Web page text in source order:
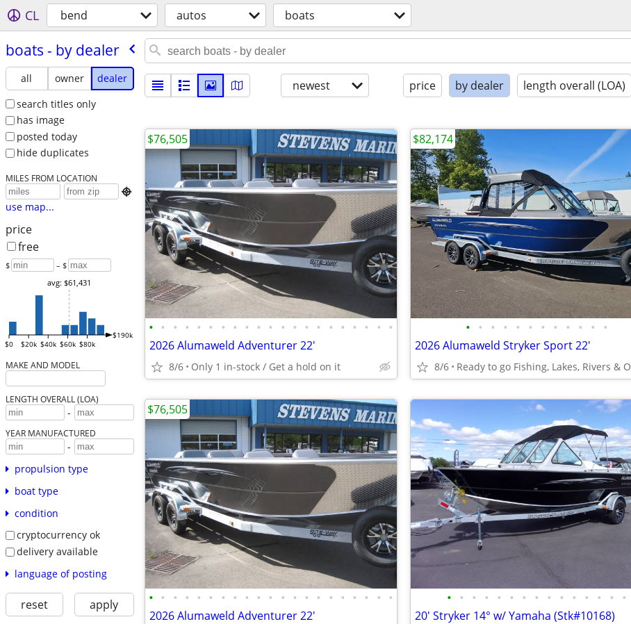
CL bend autos boats
boats - by dealer
all owner
dealer
search titles only
has image
posted today
hide duplicates
MILES FROM LOCATION

use map...
price
free
$ – $
$0 $20k $40k $60k $80k
$190k
avg: $61,431
MAKE AND MODEL
LENGTH OVERALL (LOA)
-
YEAR MANUFACTURED
-
propulsion type
boat type
condition
cryptocurrency ok
delivery available
language of posting
reset apply
newest price by dealer length overall (LOA)
• • • • • • • • • • • • • • • • • • • • •
2026 Alumaweld Adventurer 22'
8/6 Only 1 in-stock / Get a hold on it
$76,505
• • • • • • • • • • • •
2026 Alumaweld Stryker Sport 22'
8/6
$82,174
• • • • • • • • • • • • • • • • • • • • •
2026 Alumaweld Adventurer 22'
$76,505
• • • • • • • • • • • • • • •
20' Stryker 14° w/ Yamaha (Stk#10168)